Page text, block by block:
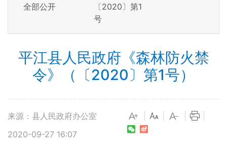
全部公开
〔2020〕第1
号
平江县人民政府《森林防火禁
令》（〔2020〕第1号）
来源：县人民政府办公室
2020-09-27 16:07